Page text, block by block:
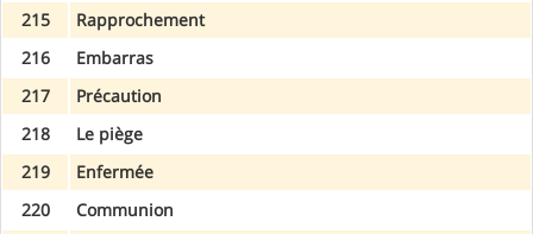
215
Rapprochement
216
Embarras
217
Précaution
218
Le piège
219
Enfermée
220
Communion